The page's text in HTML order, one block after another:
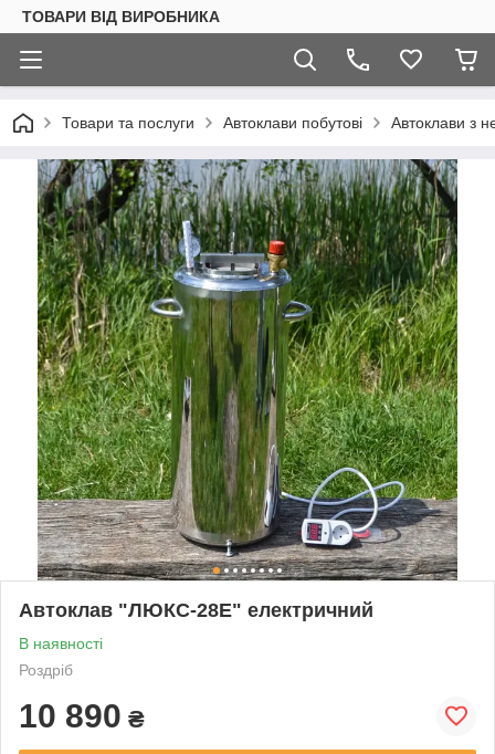
ТОВАРИ ВІД ВИРОБНИКА
Товари та послуги Автоклави побутові Автоклави з
Автоклав "ЛЮКС-28Е" електричний
В наявності
Роздріб
10 890 ₴